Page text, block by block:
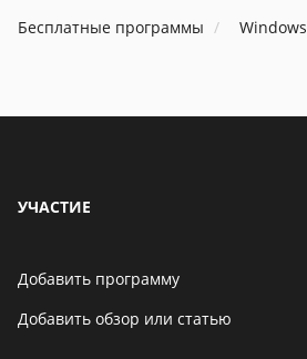
Бесплатные программы Windows
УЧАСТИЕ
Добавить программу
Добавить обзор или статью